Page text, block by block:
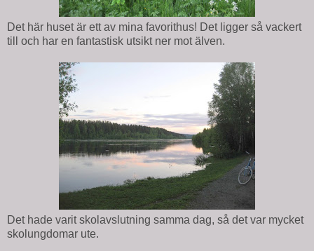
Det här huset är ett av mina favorithus! Det ligger så vackert
till och har en fantastisk utsikt ner mot älven.
Det hade varit skolavslutning samma dag, så det var mycket
skolungdomar ute.